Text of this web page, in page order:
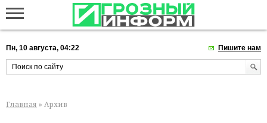
Пн, 10 августа, 04:22 Пишите нам
Главная » Архив